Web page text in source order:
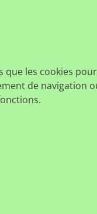
les cookies
de navigation